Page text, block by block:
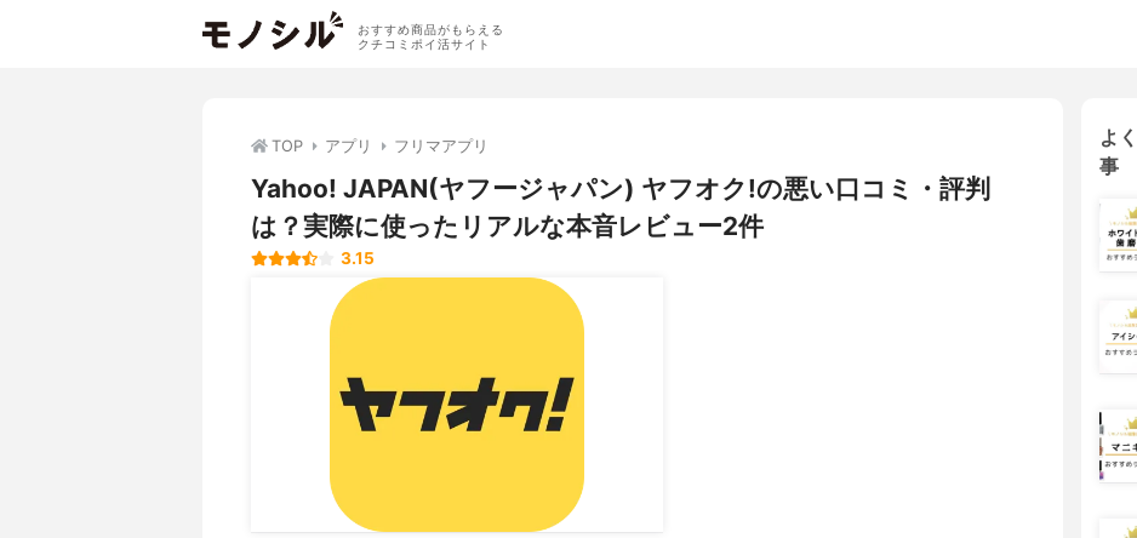
おすすめ商品がもらえる
クチコミポイ活サイト
TOP アプリ フリマアプリ
Yahoo! JAPAN(ヤフージャパン) ヤフオク!の悪い口コミ・評判
は？実際に使ったリアルな本音レビュー2件
3.15
よ
事